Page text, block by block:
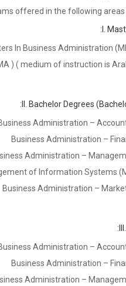
offered in the following areas
I.
In Business Administration
) ( medium of instruction is
II. Bachelor Degrees
Administration –
Business Administration –
Administration –
of Information Systems
Business Administration –
Administration –
Business Administration –
Administration –